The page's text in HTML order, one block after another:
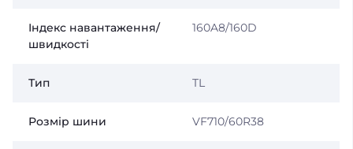
Індекс навантаження/
швидкості
160A8/160D
Тип TL
Розмір шини VF710/60R38